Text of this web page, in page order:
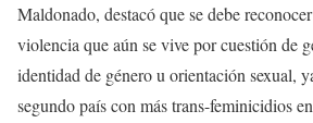
Maldonado, destacó que se debe
violencia que aún se vive por cuestión de
identidad de género u orientación sexual,
segundo país con más trans-feminicidios